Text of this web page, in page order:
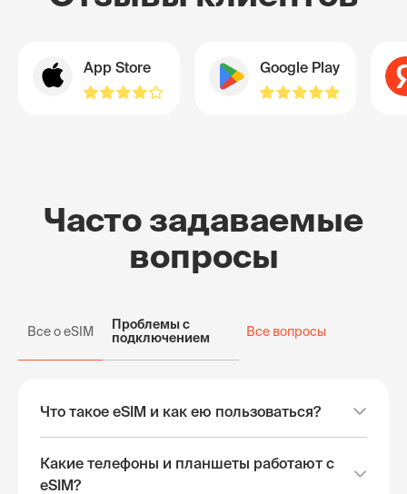
App Store Google Play
Часто задаваемые
вопросы
Все о eSIM
Проблемы с
подключением
Все вопросы
Что такое eSIM и как ею пользоваться?
Какие телефоны и планшеты работают с
eSIM?